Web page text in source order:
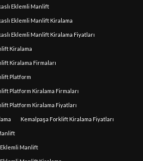
Eklemli Manlift
Eklemli Manlift Kiralama
Eklemli Manlift Kiralama Fiyatları
Kiralama
Kiralama Firmaları
Platform
Platform Kiralama Firmaları
Platform Kiralama Fiyatları
Kemalpaşa Forklift Kiralama Fiyatları
Eklemli Manlift